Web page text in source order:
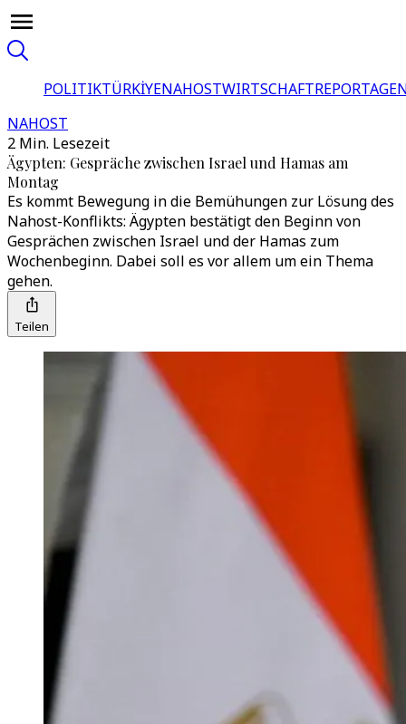
POLITIKTÜRKİYENAHOSTWIRTSCHAFT
NAHOST
2 Min. Lesezeit
Ägypten: Gespräche zwischen Israel und Hamas am
Montag
Es kommt Bewegung in die Bemühungen zur Lösung des
Nahost-Konflikts: Ägypten bestätigt den Beginn von
Gesprächen zwischen Israel und der Hamas zum
Wochenbeginn. Dabei soll es vor allem um ein Thema
gehen.
Teilen